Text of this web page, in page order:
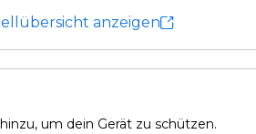
anzeigen
um dein Gerät zu schützen.